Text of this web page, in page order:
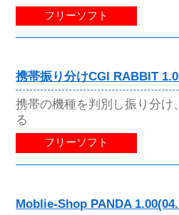
フリーソフト
携帯振り分けCGI RABBIT
携帯の機種を判別し振り分け
る
フリーソフト
Moblie-Shop PANDA